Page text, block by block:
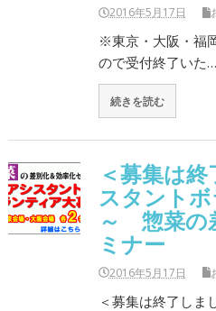
2016年5月17日
※東京・大阪・福
ので受付終了いた…
続きを読む
＜募集は
スタント
～ 惣菜の
ミナー
2016年5月17日
＜募集は終了しま